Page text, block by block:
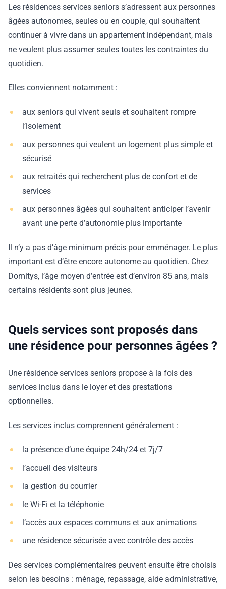
Les résidences services seniors s’adressent aux personnes
âgées autonomes, seules ou en couple, qui souhaitent
continuer à vivre dans un appartement indépendant, mais
ne veulent plus assumer seules toutes les contraintes du
quotidien.
Elles conviennent notamment :
aux seniors qui vivent seuls et souhaitent rompre
l’isolement
aux personnes qui veulent un logement plus simple et
sécurisé
aux retraités qui recherchent plus de confort et de
services
aux personnes âgées qui souhaitent anticiper l’avenir
avant une perte d’autonomie plus importante
Il n’y a pas d’âge minimum précis pour emménager. Le plus
important est d’être encore autonome au quotidien. Chez
Domitys, l’âge moyen d’entrée est d’environ 85 ans, mais
certains résidents sont plus jeunes.
Quels services sont proposés dans
une résidence pour personnes âgées ?
Une résidence services seniors propose à la fois des
services inclus dans le loyer et des prestations
optionnelles.
Les services inclus comprennent généralement :
la présence d’une équipe 24h/24 et 7j/7
l’accueil des visiteurs
la gestion du courrier
le Wi-Fi et la téléphonie
l’accès aux espaces communs et aux animations
une résidence sécurisée avec contrôle des accès
Des services complémentaires peuvent ensuite être choisis
selon les besoins : ménage, repassage, aide administrative,